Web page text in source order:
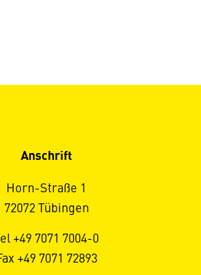
Anschrift
Horn-Straße 1
72072 Tübingen
+49 7071 7004-0
+49 7071 72893